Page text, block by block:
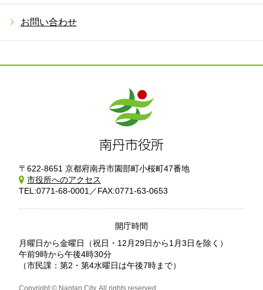
お問い合わせ
〒622-8651 京都府南丹市園部町小桜町47番地
市役所へのアクセス
TEL:0771-68-0001／FAX:0771-63-0653
開庁時間
月曜日から金曜日
（祝日・12月29日から1月3日を除く）
午前9時から午後4時30分
（市民課：第2・第4水曜日は午後7時まで）
Copyright © Nantan City. All rights reserved.